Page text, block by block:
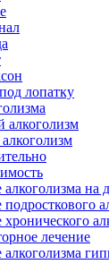
лопатку
алкоголизм
алкоголизма на
лечение
алкоголизма